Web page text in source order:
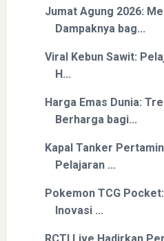
Jumat Agung 2026:
Dampaknya bag...
Viral Kebun Sawit:
H...
Harga Emas Dunia:
Berharga bagi...
Kapal Tanker
Pelajaran ...
Pokemon TCG
Inovasi ...